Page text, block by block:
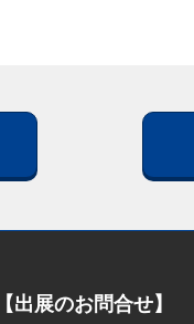
【出展のお問合せ】